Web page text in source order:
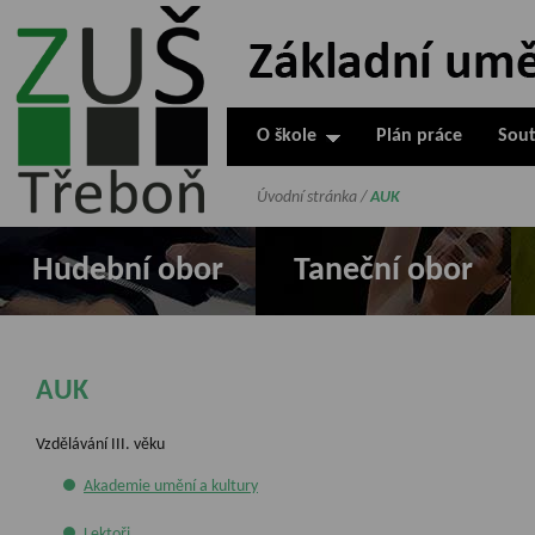
ZUŠ Třeboň -
Základní
umělecká škola
O škole Plán práce
Hudební obor Taneční obor
Úvodní stránka / AUK
AUK
Vzdělávání III. věku
Akademie umění a kultury